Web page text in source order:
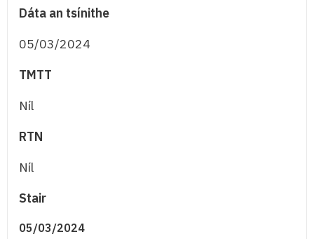
Dáta an tsínithe
05/03/2024
TMTT
Níl
RTN
Níl
Stair
05/03/2024